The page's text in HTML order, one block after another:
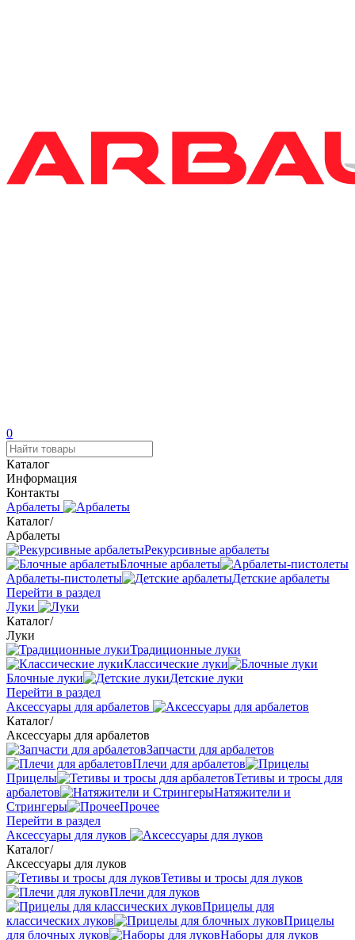
0
Каталог
Информация
Контакты
Арбалеты
Каталог/
Арбалеты
Рекурсивные арбалеты
Блочные арбалеты
Арбалеты-пистолеты
Детские арбалеты
Перейти в раздел
Луки
Каталог/
Луки
Традиционные луки
Классические луки
Блочные луки
Детские луки
Перейти в раздел
Аксессуары для арбалетов
Каталог/
Аксессуары для арбалетов
Запчасти для арбалетов
Плечи для арбалетов
Прицелы
Тетивы и тросы для
арбалетов
Натяжители и
Стрингеры
Прочее
Перейти в раздел
Аксессуары для луков
Каталог/
Аксессуары для луков
Тетивы и тросы для луков
Плечи для луков
Прицелы для
классических луков
Прицелы
для блочных луков
Наборы для луков